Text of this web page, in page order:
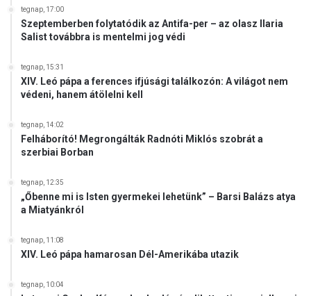
tegnap, 17:00
Szeptemberben folytatódik az Antifa-per – az olasz Ilaria
Salist továbbra is mentelmi jog védi
tegnap, 15:31
XIV. Leó pápa a ferences ifjúsági találkozón: A világot nem
védeni, hanem átölelni kell
tegnap, 14:02
Felháborító! Megrongálták Radnóti Miklós szobrát a
szerbiai Borban
tegnap, 12:35
„Őbenne mi is Isten gyermekei lehetünk” – Barsi Balázs atya
a Miatyánkról
tegnap, 11:08
XIV. Leó pápa hamarosan Dél-Amerikába utazik
tegnap, 10:04